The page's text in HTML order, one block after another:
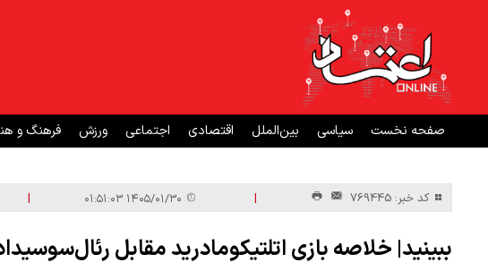
صفحه نخست سیاسی بین‌الملل اقتصادی اجتماعی ورزش فرهنگ و
کد خبر: 769445 |
|
ببینید| خلاصه بازی اتلتیکومادرید مقابل